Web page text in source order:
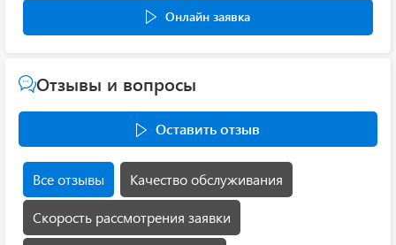
Онлайн заявка
Отзывы и вопросы
Оставить отзыв
Все отзывы Качество обслуживания
Скорость рассмотрения заявки